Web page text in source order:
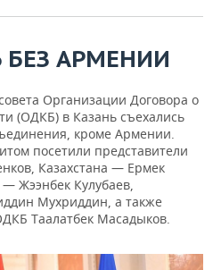
БЕЗ АРМЕНИИ
Организации Договора о
(ОДКБ) в Казань съехались
кроме Армении.
посетили представители
Казахстана — Ермек
Жээнбек Кулубаев,
Мухриддин, а также
Таалатбек Масадыков.